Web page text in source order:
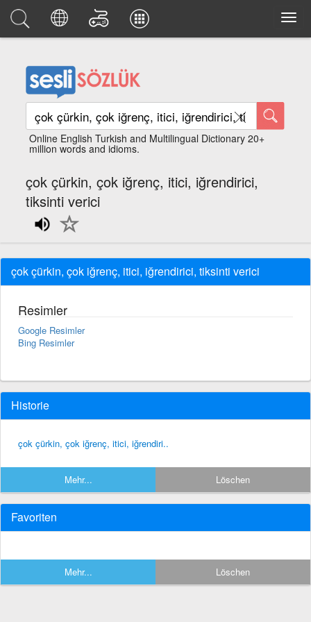
Online English Turkish and Multilingual Dictionary 20+
million words and idioms.
çok çürkin, çok iğrenç, itici, iğrendirici,
tiksinti verici
çok çürkin, çok iğrenç, itici, iğrendirici, tiksinti verici
Resimler
Google Resimler
Bing Resimler
Historie
çok çürkin, çok iğrenç, itici, iğrendiri..
Mehr... Löschen
Favoriten
Mehr... Löschen